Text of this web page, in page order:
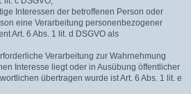
Interessen der betroffenen Person oder
eine Verarbeitung personenbezogener
Art. 6 Abs. 1 lit. d DSGVO als
Verarbeitung zur Wahrnehmung
Interesse liegt oder in Ausübung öffentlicher
übertragen wurde ist Art. 6 Abs. 1 lit. e